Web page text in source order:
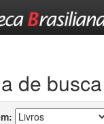
de busca